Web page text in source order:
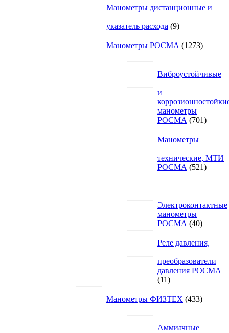
Манометры дистанционные и
указатель расхода 99
Манометры РОСМА
1273товара
Виброустойчивые
и
манометры
РОСМА
701701
Манометры
технические, МТИ
РОСМА
521521
Электроконтактные
манометры
РОСМА
4040
Реле давления,
преобразователи
давления РОСМА
1111
Манометры ФИЗТЕХ 433товара
Аммиачные